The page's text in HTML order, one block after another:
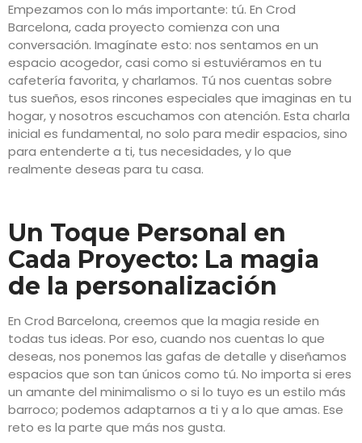
Empezamos con lo más importante: tú. En Crod
Barcelona, cada proyecto comienza con una
conversación. Imagínate esto: nos sentamos en un
espacio acogedor, casi como si estuviéramos en tu
cafetería favorita, y charlamos. Tú nos cuentas sobre
tus sueños, esos rincones especiales que imaginas en tu
hogar, y nosotros escuchamos con atención. Esta charla
inicial es fundamental, no solo para medir espacios, sino
para entenderte a ti, tus necesidades, y lo que
realmente deseas para tu casa.
Un Toque Personal en
Cada Proyecto: La magia
de la personalización
En Crod Barcelona, creemos que la magia reside en
todas tus ideas. Por eso, cuando nos cuentas lo que
deseas, nos ponemos las gafas de detalle y diseñamos
espacios que son tan únicos como tú. No importa si eres
un amante del minimalismo o si lo tuyo es un estilo más
barroco; podemos adaptarnos a ti y a lo que amas. Ese
reto es la parte que más nos gusta.